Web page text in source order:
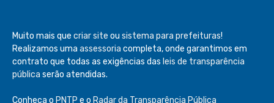
Muito mais que criar site ou sistema para prefeituras!
Realizamos uma assessoria completa, onde garantimos em
contrato que todas as exigências das leis de transparência
pública serão atendidas.
Conheça o PNTP e o Radar da Transparência Pública